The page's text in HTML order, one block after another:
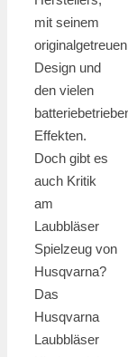
mit seinem
originalgetreuen
Design und
den vielen
Effekten.
Doch gibt es
auch Kritik
am
Laubbläser
Spielzeug von
Husqvarna?
Das
Husqvarna
Laubbläser